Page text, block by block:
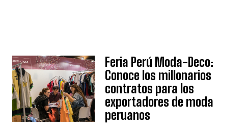
Feria Perú Moda-Deco:
Conoce los millonarios
contratos para los
exportadores de moda
peruanos